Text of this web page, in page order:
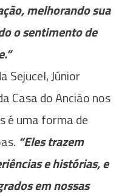
melhorando sua
o sentimento de
Sejucel, Júnior
Casa do Ancião nos
é uma forma de
“Eles trazem
e histórias, e
em nossas